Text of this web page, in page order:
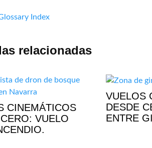
Index
relacionadas
CINEMÁTICOS
VUELO
VUELOS
DESDE
ENTRE